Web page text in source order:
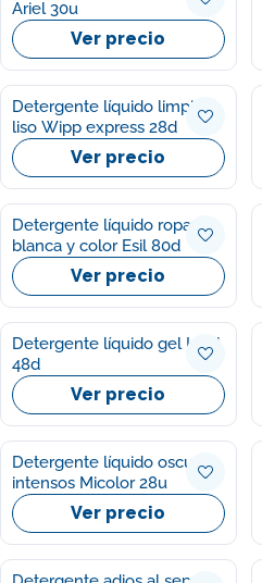
Ariel 30u
Ver precio
Detergente líquido limpio y
liso Wipp express 28d
Ver precio
Detergente líquido ropa
blanca y color Esil 80d
Ver precio
Detergente líquido gel Luzil
48d
Ver precio
Detergente líquido oscuros
intensos Micolor 28u
Ver precio